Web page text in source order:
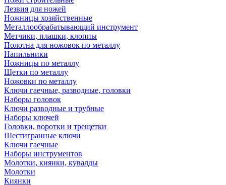
Лезвия для ножей
Ножницы хозяйственные
Металлообрабатывающий инструмент
Метчики, плашки, клоппы
Полотна для ножовок по металлу
Напильники
Ножницы по металлу
Щетки по металлу
Ножовки по металлу
Ключи гаечные, разводные, головки
Наборы головок
Ключи разводные и трубные
Наборы ключей
Головки, воротки и трещетки
Шестигранные ключи
Ключи гаечные
Наборы инструментов
Молотки, киянки, кувалды
Молотки
Киянки